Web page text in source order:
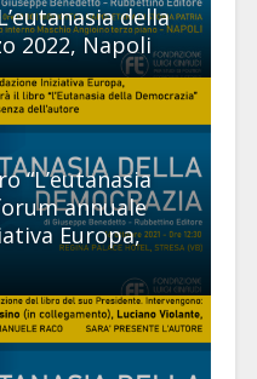
della
2022, Napoli
“L’eutanasia
annuale
Europa,